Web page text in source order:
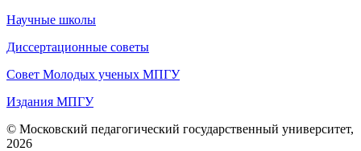
Научные школы
Диссертационные советы
Совет Молодых ученых МПГУ
Издания МПГУ
© Московский педагогический государственный университет,
2026